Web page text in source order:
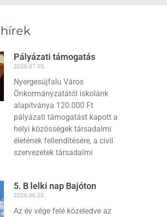
Pályázati támogatás
2026.07.03.
Nyergesújfalu Város
Önkormányzatától iskolánk
alapítványa 120.000 Ft
pályázati támogatást kapott a
helyi közösségek társadalmi
életének fellendítésére, a civil
szervezetek társadalmi
5. B lelki nap Bajóton
2026.06.25.
Az év vége felé közeledve az